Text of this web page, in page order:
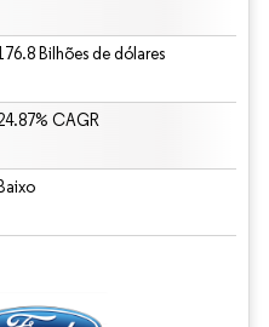
Bilhões de dólares
CAGR
Baixo
requer atribuição conforme CC BY 4.0.